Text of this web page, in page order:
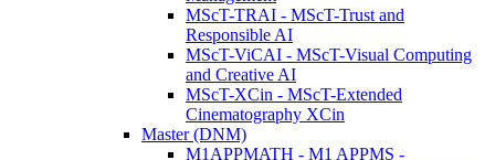
MScT-TRAI - MScT-Trust and
Responsible AI
MScT-ViCAI - MScT-Visual Computing
and Creative AI
MScT-XCin - MScT-Extended
Cinematography XCin
Master (DNM)
M1APPMATH - M1 APPMS -